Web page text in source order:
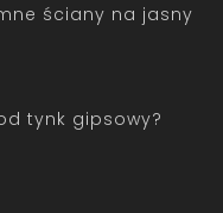
ściany na jasny
tynk gipsowy?